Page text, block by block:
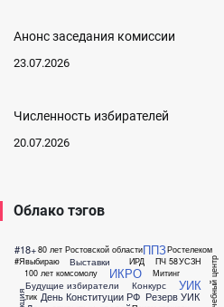
Анонс заседания комиссии
23.07.2026
Численность избирателей
20.07.2026
Облако тэгов
#18+
#Явыбираю
100 лет комсомолу
80 лет Ростовской области
Акция
Будущие избиратели
Выставки
День Конституции РФ
ИКРО
ИРД
Конкурс
Митинг
ППЗ
ПЧ 58
Резерв УИК
Ростелеком
УИК
УСЗН Учебный центр
тик